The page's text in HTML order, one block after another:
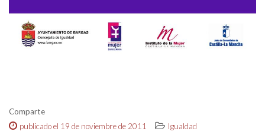
Comparte
publicado el 19 de noviembre de 2011
Igualdad